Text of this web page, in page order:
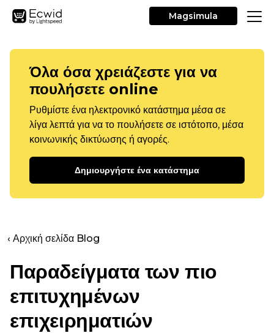
Magsimula
Όλα όσα χρειάζεστε για να
πουλήσετε online
Ρυθμίστε ένα ηλεκτρονικό κατάστημα μέσα σε
λίγα λεπτά για να το πουλήσετε σε ιστότοπο, μέσα
κοινωνικής δικτύωσης ή αγορές.
Δημιουργήστε ένα κατάστημα
‹ Αρχική σελίδα Blog
Παραδείγματα των πιο
επιτυχημένων
επιχειρηματιών